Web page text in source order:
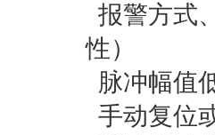
报警方式
性）
脉冲幅值
手动复位